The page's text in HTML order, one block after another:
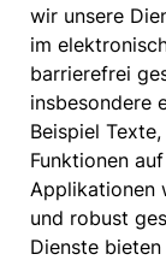
wir unsere
im
barrierefrei
insbesondere
Beispiel
Funktionen
Applikationen
und robust
Dienste